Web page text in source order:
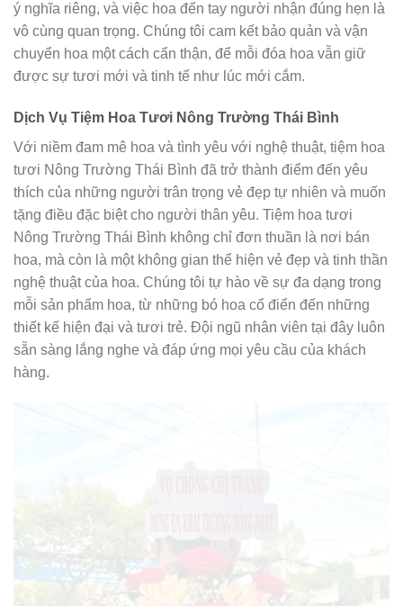
ý nghĩa riêng, và việc hoa đến tay người nhận đúng hẹn là
vô cùng quan trọng. Chúng tôi cam kết bảo quản và vận
chuyển hoa một cách cẩn thận, để mỗi đóa hoa vẫn giữ
được sự tươi mới và tinh tế như lúc mới cắm.
Dịch Vụ Tiệm Hoa Tươi Nông Trường Thái Bình
Với niềm đam mê hoa và tình yêu với nghệ thuật, tiệm hoa
tươi Nông Trường Thái Bình đã trở thành điểm đến yêu
thích của những người trân trọng vẻ đẹp tự nhiên và muốn
tặng điều đặc biệt cho người thân yêu. Tiệm hoa tươi
Nông Trường Thái Bình không chỉ đơn thuần là nơi bán
hoa, mà còn là một không gian thể hiện vẻ đẹp và tinh thần
nghệ thuật của hoa. Chúng tôi tự hào về sự đa dạng trong
mỗi sản phẩm hoa, từ những bó hoa cổ điển đến những
thiết kế hiện đại và tươi trẻ. Đội ngũ nhân viên tại đây luôn
sẵn sàng lắng nghe và đáp ứng mọi yêu cầu của khách
hàng.